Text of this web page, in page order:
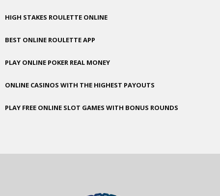
HIGH STAKES ROULETTE ONLINE
BEST ONLINE ROULETTE APP
PLAY ONLINE POKER REAL MONEY
ONLINE CASINOS WITH THE HIGHEST PAYOUTS
PLAY FREE ONLINE SLOT GAMES WITH BONUS ROUNDS